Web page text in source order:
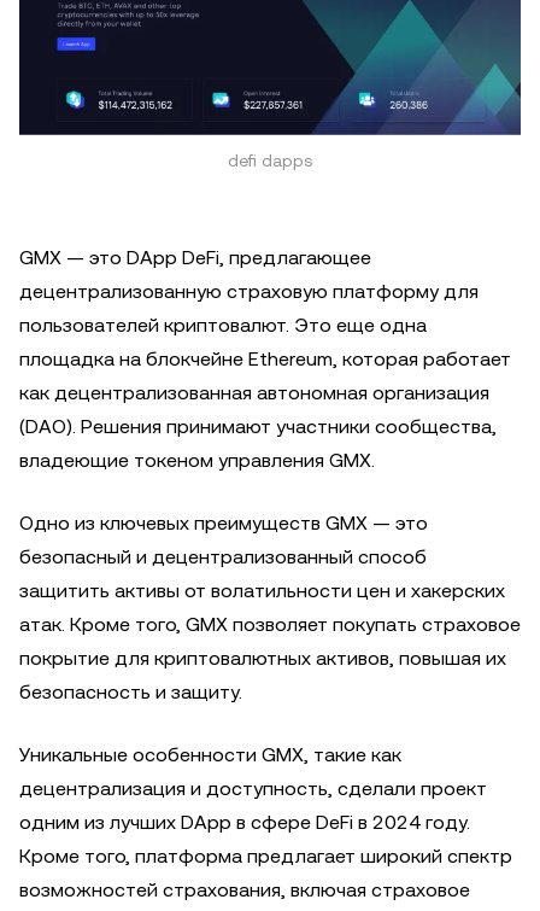
defi dapps
GMX — это DApp DeFi, предлагающее
децентрализованную страховую платформу для
пользователей криптовалют. Это еще одна
площадка на блокчейне Ethereum, которая работает
как децентрализованная автономная организация
(DAO). Решения принимают участники сообщества,
владеющие токеном управления GMX.
Одно из ключевых преимуществ GMX — это
безопасный и децентрализованный способ
защитить активы от волатильности цен и хакерских
атак. Кроме того, GMX позволяет покупать страховое
покрытие для криптовалютных активов, повышая их
безопасность и защиту.
Уникальные особенности GMX, такие как
децентрализация и доступность, сделали проект
одним из лучших DApp в сфере DeFi в 2024 году.
Кроме того, платформа предлагает широкий спектр
возможностей страхования, включая страховое